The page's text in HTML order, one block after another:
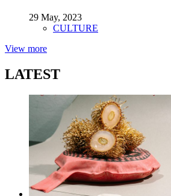
29 May, 2023
CULTURE
View more
LATEST